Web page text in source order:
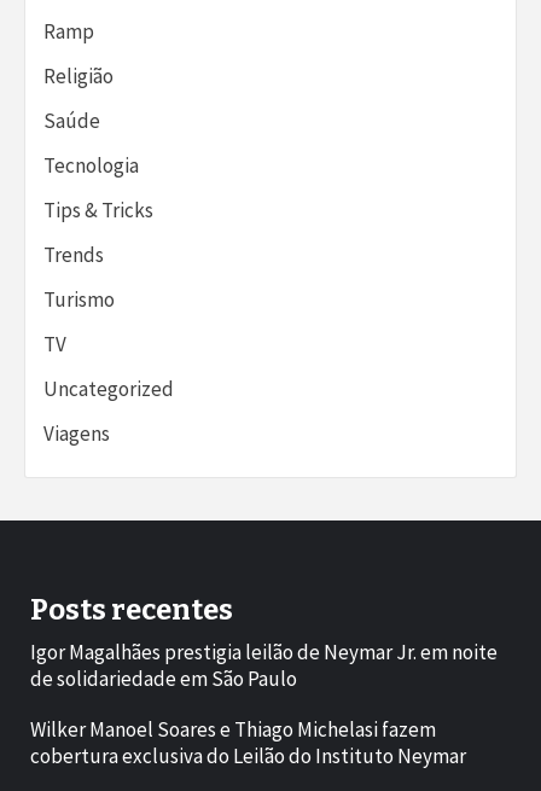
Ramp
Religião
Saúde
Tecnologia
Tips & Tricks
Trends
Turismo
TV
Uncategorized
Viagens
Posts recentes
Igor Magalhães prestigia leilão de Neymar Jr. em noite
de solidariedade em São Paulo
Wilker Manoel Soares e Thiago Michelasi fazem
cobertura exclusiva do Leilão do Instituto Neymar